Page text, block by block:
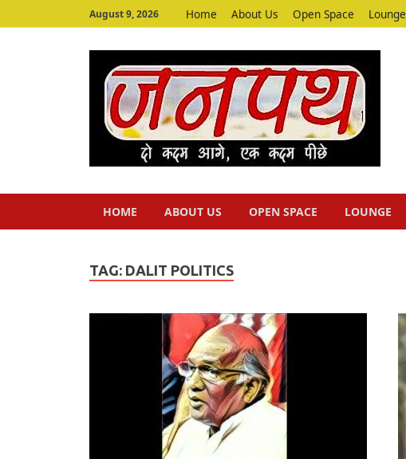
August 9, 2026 Home About Us Open Space Lounge
HOME ABOUT US OPEN SPACE LOUNGE
TAG: DALIT POLITICS